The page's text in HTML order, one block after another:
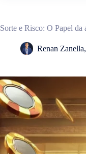
Sorte e Risco: O Papel da
Renan